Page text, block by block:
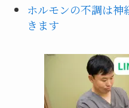
ホルモンの不調は神
きます